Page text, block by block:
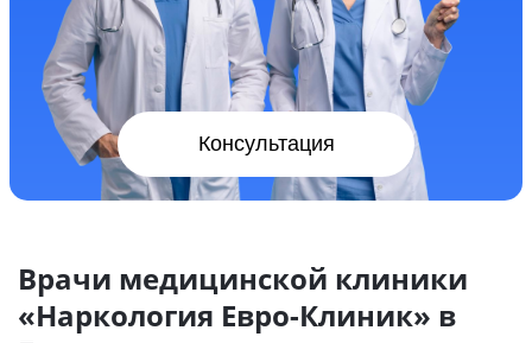
Консультация
Врачи медицинской клиники
«Наркология Евро-Клиник» в